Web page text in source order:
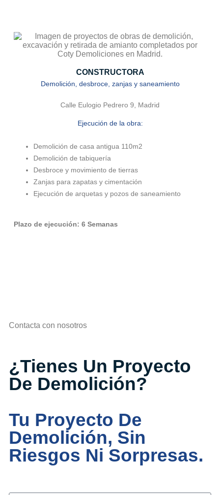
CONSTRUCTORA
Demolición, desbroce, zanjas y saneamiento
Calle Eulogio Pedrero 9, Madrid
Ejecución de la obra:
Demolición de casa antigua 110m2
Demolición de tabiquería
Desbroce y movimiento de tierras
Zanjas para zapatas y cimentación
Ejecución de arquetas y pozos de saneamiento
Plazo de ejecución: 6 Semanas
Contacta con nosotros
¿Tienes Un Proyecto
De Demolición?
Tu Proyecto De
Demolición, Sin
Riesgos Ni Sorpresas.